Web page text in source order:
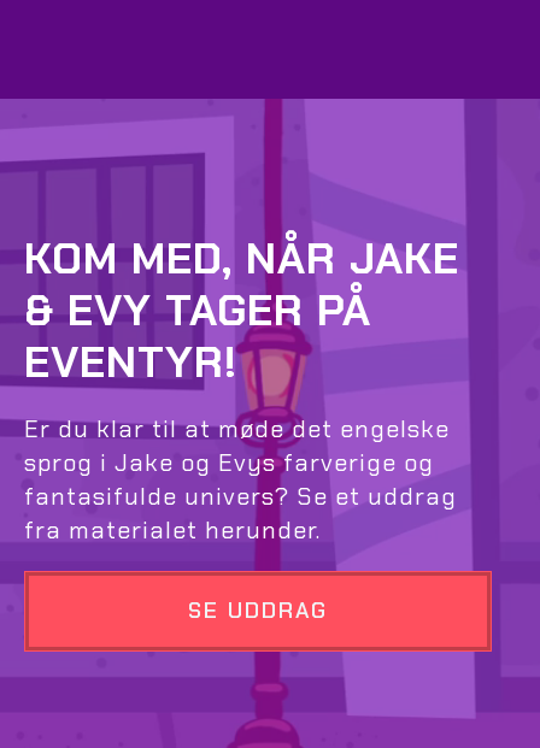
KOM MED, NÅR JAKE
& EVY TAGER PÅ
EVENTYR!
Er du klar til at møde det engelske
sprog i Jake og Evys farverige og
fantasifulde univers? Se et uddrag
fra materialet herunder.
SE UDDRAG